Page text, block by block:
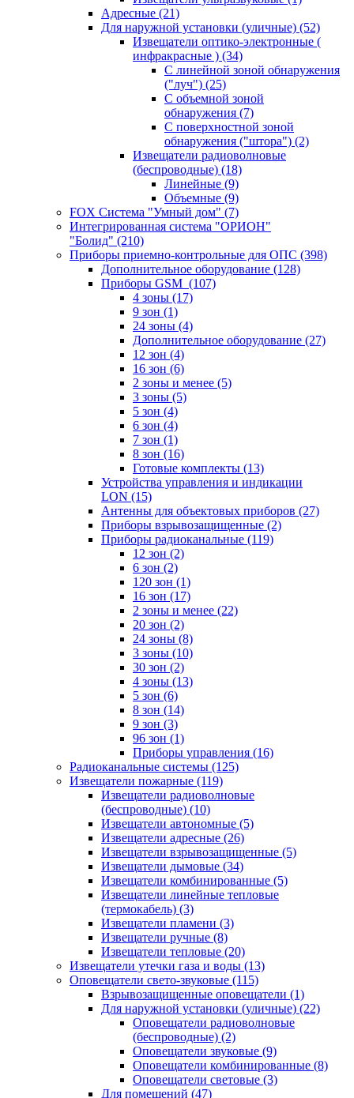
Адресные (21)
Для наружной установки (уличные) (52)
Извещатели оптико-электронные (
инфракрасные ) (34)
С линейной зоной обнаружения
("луч") (25)
С объемной зоной
обнаружения (7)
С поверхностной зоной
обнаружения ("штора") (2)
Извещатели радиоволновые
(беспроводные) (18)
Линейные (9)
Объемные (9)
FOX Система "Умный дом" (7)
Интегрированная система "ОРИОН"
"Болид" (210)
Приборы приемно-контрольные для ОПС (398)
Дополнительное оборудование (128)
Приборы GSM (107)
4 зоны (17)
9 зон (1)
24 зоны (4)
Дополнительное оборудование (27)
12 зон (4)
16 зон (6)
2 зоны и менее (5)
3 зоны (5)
5 зон (4)
6 зон (4)
7 зон (1)
8 зон (16)
Готовые комплекты (13)
Устройства управления и индикации
LON (15)
Антенны для объектовых приборов (27)
Приборы взрывозащищенные (2)
Приборы радиоканальные (119)
12 зон (2)
6 зон (2)
120 зон (1)
16 зон (17)
2 зоны и менее (22)
20 зон (2)
24 зоны (8)
3 зоны (10)
30 зон (2)
4 зоны (13)
5 зон (6)
8 зон (14)
9 зон (3)
96 зон (1)
Приборы управления (16)
Радиоканальные системы (125)
Извещатели пожарные (119)
Извещатели радиоволновые
(беспроводные) (10)
Извещатели автономные (5)
Извещатели адресные (26)
Извещатели взрывозащищенные (5)
Извещатели дымовые (34)
Извещатели комбинированные (5)
Извещатели линейные тепловые
(термокабель) (3)
Извещатели пламени (3)
Извещатели ручные (8)
Извещатели тепловые (20)
Извещатели утечки газа и воды (13)
Оповещатели свето-звуковые (115)
Взрывозащищенные оповещатели (1)
Для наружной установки (уличные) (22)
Оповещатели радиоволновые
(беспроводные) (2)
Оповещатели звуковые (9)
Оповещатели комбинированные (8)
Оповещатели световые (3)
Для помещений (47)